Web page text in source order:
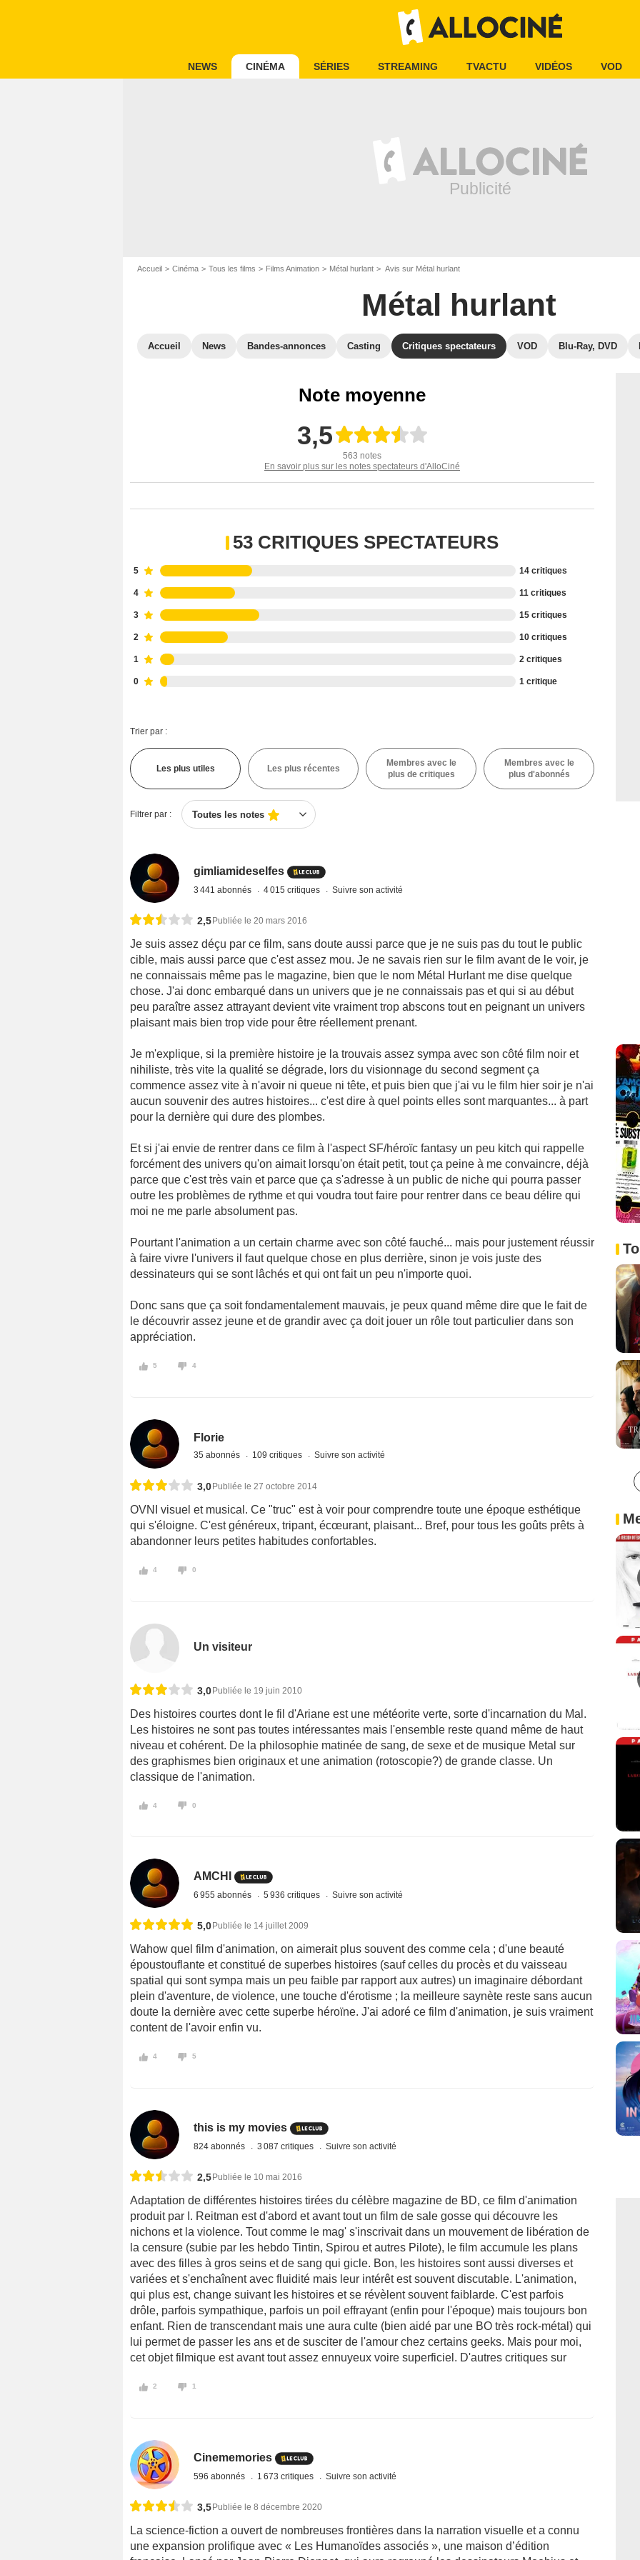
NEWS CINÉMA SÉRIES STREAMING TVACTU VIDÉOS VOD
Accueil Cinéma Tous les films Films Animation Métal hurlant Avis sur Métal hurlant
Métal hurlant
Accueil News Bandes-annonces Casting Critiques spectateurs VOD Blu-Ray, DVD
Note moyenne
3,5
563 notes
En savoir plus sur les notes spectateurs d'AlloCiné
53 CRITIQUES SPECTATEURS
5 14 critiques
4 11 critiques
3 15 critiques
2 10 critiques
1 2 critiques
0 1 critique
Trier par :
Les plus utiles Les plus récentes
Membres avec le
plus de critiques
Membres avec le
plus d'abonnés
Filtrer par : Toutes les notes
gimliamideselfes
3 441 abonnés 4 015 critiques Suivre son activité
2,5 Publiée le 20 mars 2016
Je suis assez déçu par ce film, sans doute aussi parce que je ne suis pas du tout le public
cible, mais aussi parce que c'est assez mou. Je ne savais rien sur le film avant de le voir, je
ne connaissais même pas le magazine, bien que le nom Métal Hurlant me dise quelque
chose. J'ai donc embarqué dans un univers que je ne connaissais pas et qui si au début
peu paraître assez attrayant devient vite vraiment trop abscons tout en peignant un univers
plaisant mais bien trop vide pour être réellement prenant.
Je m'explique, si la première histoire je la trouvais assez sympa avec son côté film noir et
nihiliste, très vite la qualité se dégrade, lors du visionnage du second segment ça
commence assez vite à n'avoir ni queue ni tête, et puis bien que j'ai vu le film hier soir je n'ai
aucun souvenir des autres histoires... c'est dire à quel points elles sont marquantes... à part
pour la dernière qui dure des plombes.
Et si j'ai envie de rentrer dans ce film à l'aspect SF/héroïc fantasy un peu kitch qui rappelle
forcément des univers qu'on aimait lorsqu'on était petit, tout ça peine à me convaincre, déjà
parce que c'est très vain et parce que ça s'adresse à un public de niche qui pourra passer
outre les problèmes de rythme et qui voudra tout faire pour rentrer dans ce beau délire qui
moi ne me parle absolument pas.
Pourtant l'animation a un certain charme avec son côté fauché... mais pour justement réussir
à faire vivre l'univers il faut quelque chose en plus derrière, sinon je vois juste des
dessinateurs qui se sont lâchés et qui ont fait un peu n'importe quoi.
Donc sans que ça soit fondamentalement mauvais, je peux quand même dire que le fait de
le découvrir assez jeune et de grandir avec ça doit jouer un rôle tout particulier dans son
appréciation.
5 4
Florie
35 abonnés 109 critiques Suivre son activité
3,0Publiée le 27 octobre 2014
OVNI visuel et musical. Ce "truc" est à voir pour comprendre toute une époque esthétique
qui s'éloigne. C'est généreux, tripant, écœurant, plaisant... Bref, pour tous les goûts prêts à
abandonner leurs petites habitudes confortables.
4 0
Un visiteur
3,0Publiée le 19 juin 2010
Des histoires courtes dont le fil d'Ariane est une météorite verte, sorte d'incarnation du Mal.
Les histoires ne sont pas toutes intéressantes mais l'ensemble reste quand même de haut
niveau et cohérent. De la philosophie matinée de sang, de sexe et de musique Metal sur
des graphismes bien originaux et une animation (rotoscopie?) de grande classe. Un
classique de l'animation.
4 0
AMCHI
6 955 abonnés 5 936 critiques Suivre son activité
5,0 Publiée le 14 juillet 2009
Wahow quel film d'animation, on aimerait plus souvent des comme cela ; d'une beauté
époustouflante et constitué de superbes histoires (sauf celles du procès et du vaisseau
spatial qui sont sympa mais un peu faible par rapport aux autres) un imaginaire débordant
plein d'aventure, de violence, une touche d'érotisme ; la meilleure saynète reste sans aucun
doute la dernière avec cette superbe héroïne. J'ai adoré ce film d'animation, je suis vraiment
content de l'avoir enfin vu.
4 5
this is my movies
824 abonnés 3 087 critiques Suivre son activité
2,5 Publiée le 10 mai 2016
Adaptation de différentes histoires tirées du célèbre magazine de BD, ce film d'animation
produit par I. Reitman est d'abord et avant tout un film de sale gosse qui découvre les
nichons et la violence. Tout comme le mag' s'inscrivait dans un mouvement de libération de
la censure (subie par les hebdo Tintin, Spirou et autres Pilote), le film accumule les plans
avec des filles à gros seins et de sang qui gicle. Bon, les histoires sont aussi diverses et
variées et s'enchaînent avec fluidité mais leur intérêt est souvent discutable. L'animation,
qui plus est, change suivant les histoires et se révèlent souvent faiblarde. C'est parfois
drôle, parfois sympathique, parfois un poil effrayant (enfin pour l'époque) mais toujours bon
enfant. Rien de transcendant mais une aura culte (bien aidé par une BO très rock-métal) qui
lui permet de passer les ans et de susciter de l'amour chez certains geeks. Mais pour moi,
cet objet filmique est avant tout assez ennuyeux voire superficiel. D'autres critiques sur
2 1
Cinememories
596 abonnés 1 673 critiques Suivre son activité
3,5 Publiée le 8 décembre 2020
La science-fiction a ouvert de nombreuses frontières dans la narration visuelle et a connu
une expansion prolifique avec « Les Humanoïdes associés », une maison d’édition